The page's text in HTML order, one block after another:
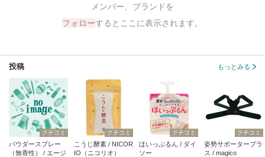
メンバー、ブランドを
フォローするとここに表示されます。
投稿 もっとみる
クチコミ
パウダースプレー
（無香性） / エージ
クチコミ
こうじ酵素 / NICOR
IO（ニコリオ）
クチコミ
ほいっぷるん / ダイ
ソー
クチコミ
姿勢サポータープラ
ス / magico